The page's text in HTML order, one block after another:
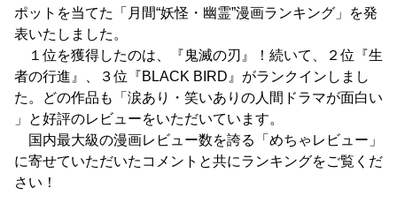
ポットを当てた「月間“妖怪・幽霊”漫画ランキング」を発
表いたしました。
１位を獲得したのは、『鬼滅の刃』！続いて、２位『生
者の行進』、３位『BLACK BIRD』がランクインしまし
た。どの作品も「涙あり・笑いありの人間ドラマが面白い
」と好評のレビューをいただいています。
国内最大級の漫画レビュー数を誇る「めちゃレビュー」
に寄せていただいたコメントと共にランキングをご覧くだ
さい！